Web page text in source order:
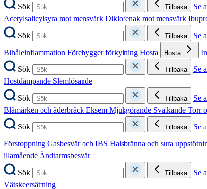
Sök
Tillbaka
Se
Acetylsalicylsyra mot mensvärk Diklofenak mot mensvärk
Sök
Tillbaka
Se
Bihåleinflammation Förebygger förkylning Hosta Hosta
Sök
Tillbaka
Se
Hostdämpande Slemlösande
Sök
Tillbaka
Se
Blåmärken och åderbråck Eksem Mjukgörande Svalkande Torr
Sök
Tillbaka
Se
Förstoppning Gasbesvär och IBS Halsbränna och sura
illamående Ändtarmsbesvär
Sök
Tillbaka
Se
Vätskeersättning